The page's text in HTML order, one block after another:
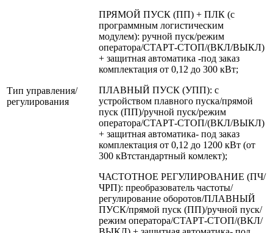
Тип управления/
регулирования
ПРЯМОЙ ПУСК (ПП) + ПЛК (с
программным логистическим
модулем): ручной пуск/режим
оператора/СТАРТ-СТОП/(ВКЛ/ВЫКЛ)
+ защитная автоматика -под заказ
комплектация от 0,12 до 300 кВт;
ПЛАВНЫЙ ПУСК (УПП): с
устройством плавного пуска/прямой
пуск (ПП)/ручной пуск/режим
оператора/СТАРТ-СТОП/(ВКЛ/ВЫКЛ)
+ защитная автоматика- под заказ
комплектация от 0,12 до 1200 кВт (от
300 кВтстандартный комлект);
ЧАСТОТНОЕ РЕГУЛИРОВАНИЕ (ПЧ/
ЧРП): преобразователь частоты/
регулирование оборотов/ПЛАВНЫЙ
ПУСК/прямой пуск (ПП)/ручной пуск/
режим оператора/СТАРТ-СТОП/(ВКЛ/